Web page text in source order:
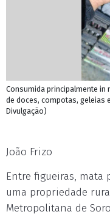
Consumida principalmente in
de doces, compotas, geleias
Divulgação)
João Frizo
Entre figueiras, mata
uma propriedade
Metropolitana de